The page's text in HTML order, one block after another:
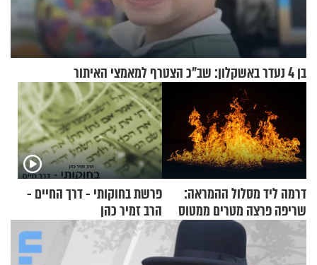
בן 4 נעדר באשקלון: שב"כ הצטרף למאמצי האיתור
דרמה ליד מסלול ההמראה:
שריפה פרצה מטרים ממטוס
מלא בנוסעים
פרשת בחוקותי - דרך החיים -
הרב זמיר כהן